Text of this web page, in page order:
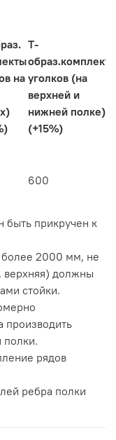
на
Т-
уголков (на
верхней и
нижней полке)
(+15%)
600
быть прикручен к
более 2000 мм, не
верхняя) должны
стойки.
производить
полки.
рядов
ребра полки